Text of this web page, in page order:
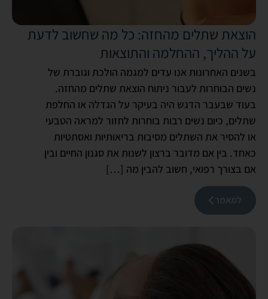
הוצאת שתלים מהחזה: כל מה שחשוב לדעת
על ההליך, ההחלמה והתוצאות
בשנים האחרונות אנו עדים למגמה הולכת וגוברת של
נשים הבוחרות לעבור ניתוח הוצאת שתלים מהחזה.
בעוד שבעבר הדגש היה בעיקר על הגדלה או החלפת
שתלים, כיום נשים רבות בוחרות לחזור למראה הטבעי
או להסיר את השתלים מסיבות בריאותיות ואסתטיות
כאחד. בין אם מדובר ברצון לשנות את סגנון החיים ובין
אם בצורך רפואי, חשוב להבין מה […]
למאמר